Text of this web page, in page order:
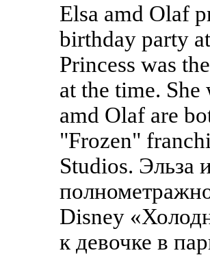
Elsa amd Olaf
birthday party
Princess was
at the time. She
amd Olaf are
"Frozen"
Studios. Эльза
Disney
к девочке в